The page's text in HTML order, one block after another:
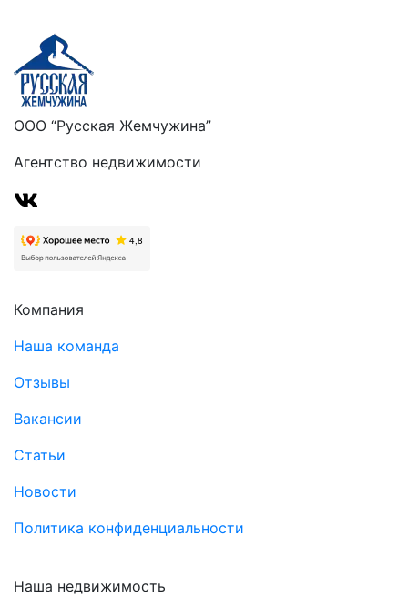
ООО “Русская Жемчужина”
Агентство недвижимости
Компания
Наша команда
Отзывы
Вакансии
Статьи
Новости
Политика конфиденциальности
Наша недвижимость